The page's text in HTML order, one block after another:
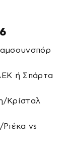
ή Σπάρτα
Κρίσταλ
vs